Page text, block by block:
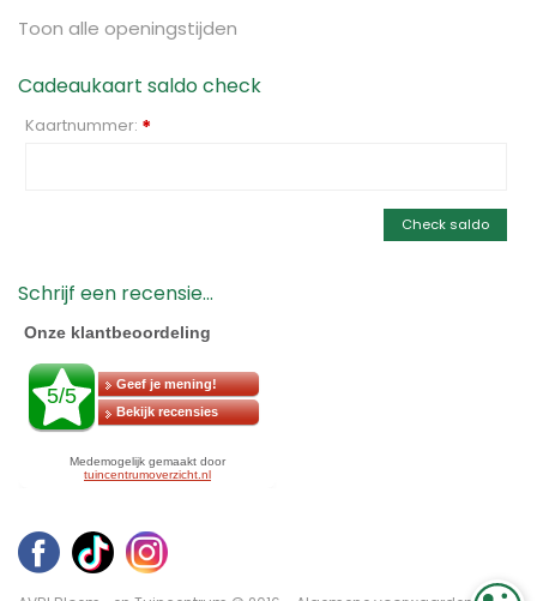
Toon alle openingstijden
Cadeaukaart saldo check
Kaartnummer: *
Check saldo
Schrijf een recensie...